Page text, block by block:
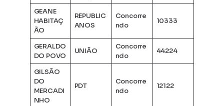
GEANE
HABITAÇ
ÃO
REPUBLIC
ANOS
Concorre
ndo
10333
GERALDO
DO POVO
UNIÃO
Concorre
ndo
44224
GILSÃO
DO
MERCADI
NHO
PDT
Concorre
ndo
12122